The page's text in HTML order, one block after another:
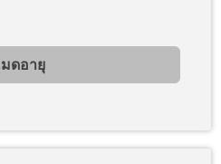
ดอายุ